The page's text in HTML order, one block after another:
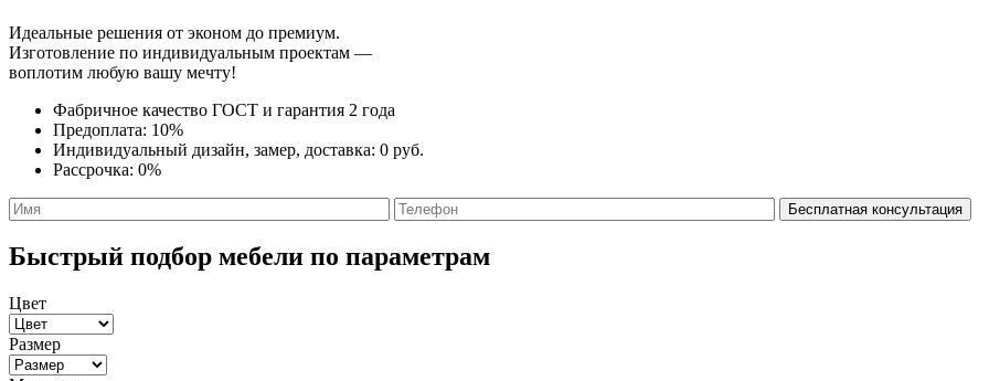
Идеальные решения от эконом до премиум.
Изготовление по индивидуальным проектам —
воплотим любую вашу мечту!
Фабричное качество ГОСТ и гарантия 2 года
Предоплата: 10%
Индивидуальный дизайн, замер, доставка: 0 руб.
Рассрочка: 0%
Быстрый подбор мебели по параметрам
Цвет
Размер